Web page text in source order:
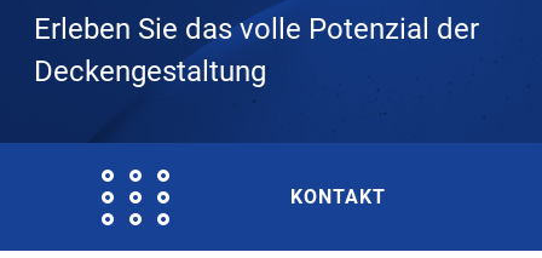
Erleben Sie das volle Potenzial der
Deckengestaltung
KONTAKT